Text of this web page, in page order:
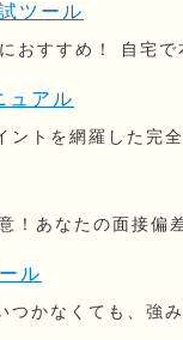
ツール
おすすめ！ 自宅
ュアル
ントを網羅した完
！あなたの面接偏
ル
つかなくても、強